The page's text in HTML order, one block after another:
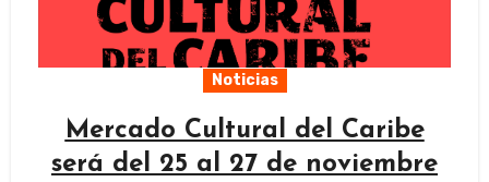
Noticias
Mercado Cultural del Caribe
será del 25 al 27 de noviembre